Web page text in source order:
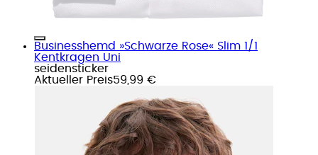
Businesshemd »Schwarze Rose« Slim 1/1
Kentkragen Uni
seidensticker
Aktueller Preis59,99 €